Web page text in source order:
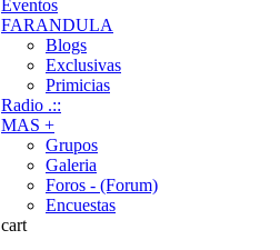
Eventos
FARANDULA
Blogs
Exclusivas
Primicias
Radio .::
MAS +
Grupos
Galeria
Foros - (Forum)
Encuestas
cart